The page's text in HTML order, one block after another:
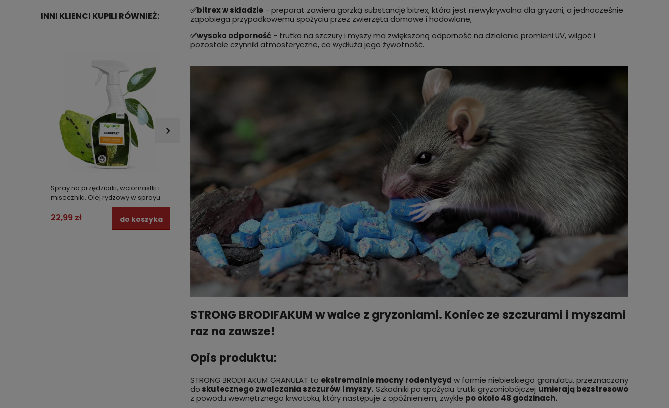
INNI KLIENCI KUPILI RÓWNIEŻ:
Spray na przędziorki, wciornastki i
miseczniki. Olej rydzowy w sprayu
22,99 zł do koszyka
Duża pułapka na MUCHY wiadro z
silnym atraktantem STRONG nawet
na 200.000 much!
59,00 zł do koszyka
5 kg trutka na myszy i szczury
odporna na wilgoć. Trutka kostka
bromadiolon STRONG
165,00 zł do koszyka
Trutka na MYSZY i SZCZURY krążki
woskowe DERAT 25 BRODIFAKUM 300
23,99 zł do koszyka
✅bitrex w składzie - preparat zawiera gorzką substancję bitrex, która jest niewykrywalna dla gryzoni, a jednocześnie
zapobiega przypadkowemu spożyciu przez zwierzęta domowe i hodowlane,
✅wysoka odporność - trutka na szczury i myszy ma zwiększoną odporność na działanie promieni UV, wilgoć i
pozostałe czynniki atmosferyczne, co wydłuża jego żywotność.
STRONG BRODIFAKUM w walce z gryzoniami. Koniec ze szczurami i myszami
raz na zawsze!
Opis produktu:
STRONG BRODIFAKUM GRANULAT to ekstremalnie mocny rodentycyd w formie niebieskiego granulatu, przeznaczony
do skutecznego zwalczania szczurów i myszy. Szkodniki po spożyciu trutki gryzoniobójczej umierają bezstresowo
z powodu wewnętrznego krwotoku, który następuje z opóźnieniem, zwykle po około 48 godzinach.